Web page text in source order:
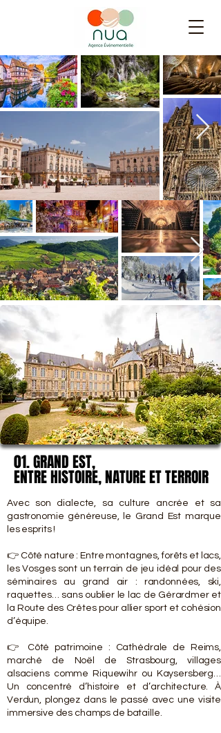
01. GRAND EST,
ENTRE HISTOIRE, NATURE ET TERROIR
01. GRAND EST,
ENTRE HISTOIRE, NATURE ET TERROIR
Avec son dialecte, sa culture ancrée et sa
gastronomie généreuse, le Grand Est marque
les esprits !
👉 Côté nature : Entre montagnes, forêts et lacs,
les Vosges sont un terrain de jeu idéal pour des
séminaires au grand air : randonnées, ski,
raquettes… sans oublier le lac de Gérardmer et
la Route des Crêtes pour allier sport et cohésion
d’équipe.
👉 Côté patrimoine : Cathédrale de Reims,
marché de Noël de Strasbourg, villages
alsaciens comme Riquewihr ou Kaysersberg…
Un concentré d’histoire et d’architecture. À
Verdun, plongez dans le passé avec une visite
immersive des champs de bataille.